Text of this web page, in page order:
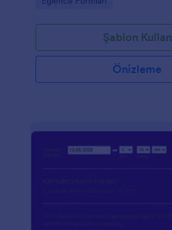
Şablon Kullan
Önizleme